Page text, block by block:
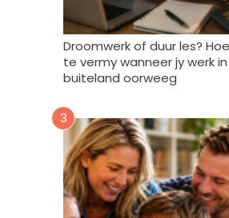
r
i
F
o
r
u
m
m
y
d
a
Droomwerk of duur les?
te vermy wanneer jy werk
buiteland oorweeg
3